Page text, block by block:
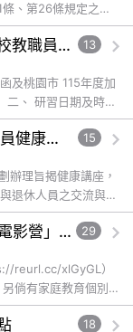
、第26條規定之修
正，為協助各教育階段教師、學生、家長及主管機關... 觀看完整文章
大崙國中辦理「桃園市115年度加強各校教職員及家長特教知能研習」，鼓勵教師、特教助理員、家長踴躍報名參加 13
及桃園市 115年度加
二、 研習日期及時
完整文章
桃園市政府115年70歲以上退休公教人員健康講座「吃得安心，動得舒心」，歡迎退休同仁踴躍參加 15
辦理旨揭健康講座，
退休人員之交流與情
誼，講座內容說明如下： (一) 辦理日期及地點： １、 ... 觀看完整文章
「小桃家8月課程資訊」、「暑期親子電影營」、「祖孫樂淘桃」、「愛『原原』不絕-親子共學同樂會」 29
倘有家庭教育個別
18